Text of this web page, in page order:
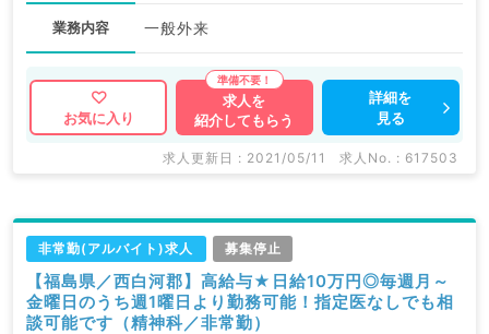
業務内容 一般外来
お気に入り
求人を
紹介してもらう
詳細を
見る
求人更新日 : 2021/05/11 求人No. : 617503
非常勤(アルバイト)求人 募集停止
【福島県／西白河郡】高給与★日給10万円◎毎週月～
金曜日のうち週1曜日より勤務可能！指定医なしでも相
談可能です（精神科／非常勤）